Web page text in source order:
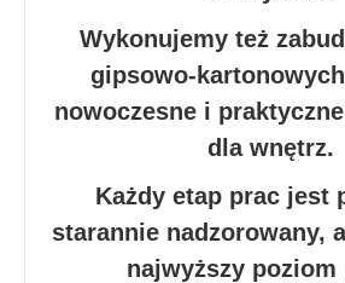
Wykonujemy też
gipsowo-
nowoczesne i
dla wnętrz.
Każdy etap prac jest
starannie nadzorowany,
najwyższy poziom